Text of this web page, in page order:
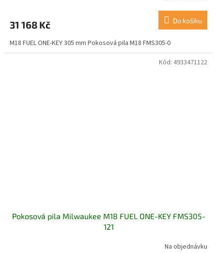
31 168 Kč Do košíku
M18 FUEL ONE-KEY 305 mm Pokosová pila M18 FMS305-0
Pokosová pila Milwaukee M18 FUEL ONE-KEY FMS305-
121
Na objednávku
Kód: 4933471122